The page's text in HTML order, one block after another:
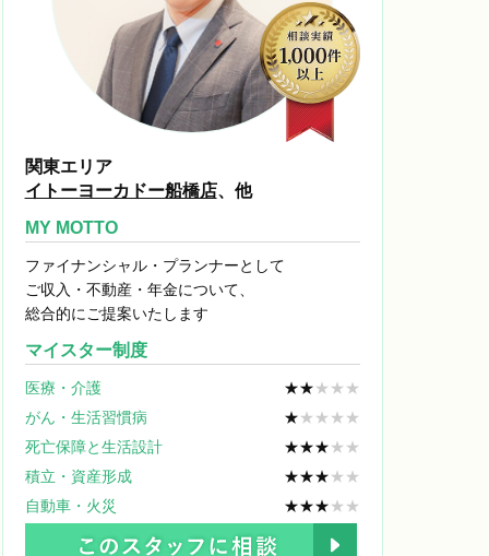
関東エリア
イトーヨーカドー船橋店、他
MY MOTTO
ファイナンシャル・プランナーとして
ご収入・不動産・年金について、
総合的にご提案いたします
マイスター制度
医療・介護 ★★★★★
がん・生活習慣病
★★★★★
死亡保障と生活設計
★★★★★
積立・資産形成
★★★★★
自動車・火災
★★★★★